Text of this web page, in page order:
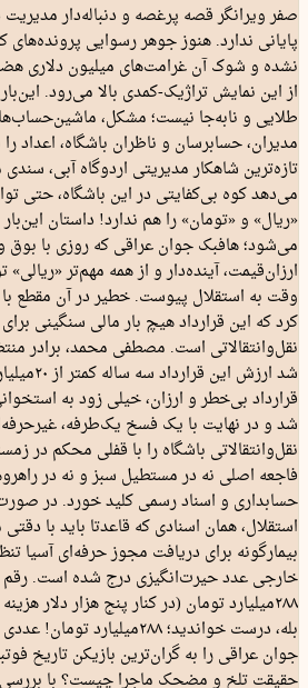
صفر ویرانگر قصه پرغصه و دنباله‌دار
پایانی ندارد. هنوز جوهر رسوایی
نشده و شوک آن غرامت‌های میلیون دلاری
از این نمایش تراژیک-کمدی بالا می‌رود.
طلایی و نابه‌جا نیست؛ مشکل،
مدیران، حسابرسان و ناظران باشگاه، اعداد را
تازه‌ترین شاهکار مدیریتی اردوگاه آبی،
می‌دهد کوه بی‌کفایتی در این باشگاه، حتی
«ریال» و «تومان» را هم ندارد! داستان
می‌شود؛ هافبک جوان عراقی که روزی با بوق
ارزان‌قیمت، آینده‌دار و از همه مهم‌تر
وقت به استقلال پیوست. خطیر در آن مقطع با
کرد که این قرارداد هیچ بار مالی سنگینی
نقل‌وانتقالاتی است. مصطفی محمد، برادر
شد ارزش
قرارداد بی‌خطر و ارزان، خیلی زود به
شد و در نهایت با یک فسخ یک‌طرفه،
نقل‌وانتقالاتی باشگاه را با قفلی محکم در
فاجعه اصلی نه در مستطیل سبز و نه در
حسابداری و اسناد رسمی کلید خورد. در
استقلال، همان اسنادی که قاعدتا باید با
بیمارگونه برای دریافت مجوز حرفه‌ای آسیا
خارجی عدد حیرت‌انگیزی درج شده است.
۲۸۸‌میلیارد تومان (در کنار پنج ‌هزار دلار
بله، درست خواندید؛
جوان عراقی را به گران‌ترین بازیکن تاریخ
حقیقت تلخ و مضحک ماجرا چیست؟ با بررسی